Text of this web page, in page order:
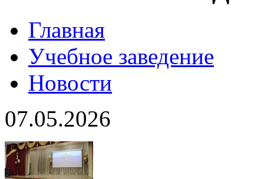
Главная
Учебное заведение
Новости
07.05.2026